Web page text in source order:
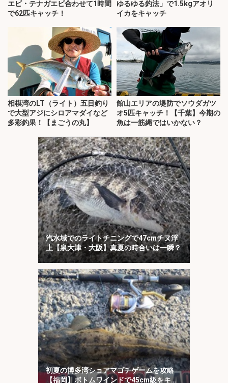
エビ・テナガエビ合わせて1時間
で62匹キャッチ！
ゆるゆる釣法」で1.5kgアオリ
イカをキャッチ
相模湾のLT（ライト）五目釣り
で大型アジにシロアマダイなど
多彩釣果！【まごうの丸】
館山エリアの堤防でソウダガツ
オ5匹キャッチ！【千葉】今期の
魚は一筋縄ではいかない？
汽水域でのライトチニングで47cmチヌ浮
上【泉大津・大阪】真夏の時合いは一瞬？
初夏の博多湾ショアマゴチゲームを攻略
【福岡】ボトムワインドで45cm級をキャ